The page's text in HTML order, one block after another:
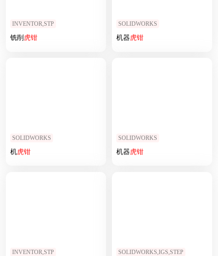
INVENTOR,STP
铣削 虎钳
SOLIDWORKS
机器虎钳
SOLIDWORKS
机虎钳
SOLIDWORKS
机器虎钳
INVENTOR,STP SOLIDWORKS,IGS,STEP